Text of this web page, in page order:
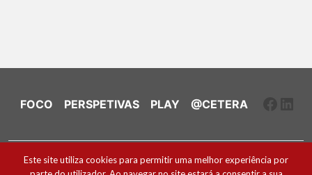
FOCO PERSPETIVAS PLAY @CETERA
Ficha Técnica e Estatuto Editorial
Este site utiliza cookies para permitir uma melhor experiência por